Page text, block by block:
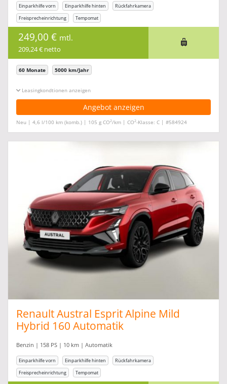
Einparkhilfe vorn Einparkhilfe hinten
Rückfahrkamera
Freisprecheinrichtung
Tempomat
249,00 € mtl.
209,24 € netto
60 Monate 5000 km/Jahr
Leasingkonditionen ein-/ausblenden
Angebot anzeigen
Neu | 4,6 l/100 km (komb.) | 105 g CO2/km | CO2-Klasse: C | #584924
Renault Austral Esprit Alpine Mild
Hybrid 160 Automatik
Benzin | 158 PS | 10 km | Automatik
Einparkhilfe vorn Einparkhilfe hinten
Rückfahrkamera
Freisprecheinrichtung
Tempomat